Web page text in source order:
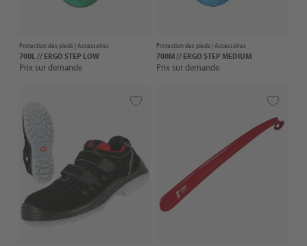
Protection des pieds |Accessoires
700L // ERGO STEP LOW
Prix sur demande
Protection des pieds |Accessoires
700M // ERGO STEP MEDIUM
Prix sur demande